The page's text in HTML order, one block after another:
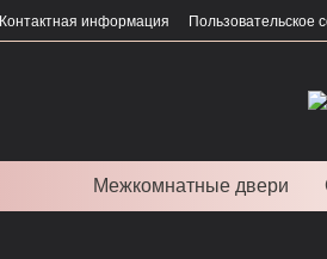
Контактная информация Пользовательское
Межкомнатные двери